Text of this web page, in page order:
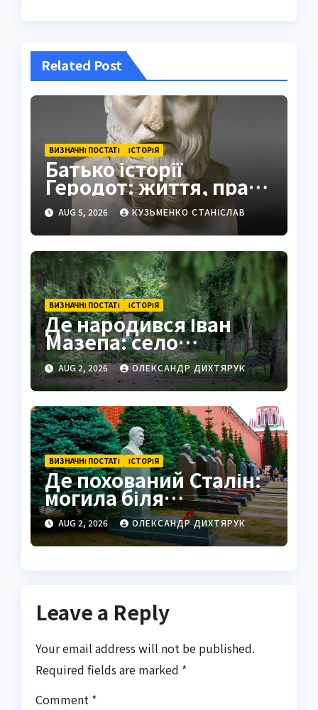
Related Post
ВИЗНАЧНІ ПОСТАТІ ІСТОРІЯ
Батько історії
Геродот: життя, праці
та спадщина
AUG 5, 2026 КУЗЬМЕНКО СТАНІСЛАВ
ВИЗНАЧНІ ПОСТАТІ ІСТОРІЯ
Де народився Іван
Мазепа: село
Мазепинці та корені
легендарного
гетьмана
AUG 2, 2026 ОЛЕКСАНДР ДИХТЯРУК
ВИЗНАЧНІ ПОСТАТІ ІСТОРІЯ
Де похований Сталін:
могила біля
Кремлівської стіни
AUG 2, 2026 ОЛЕКСАНДР ДИХТЯРУК
Leave a Reply
Your email address will not be published.
Required fields are marked *
Comment *